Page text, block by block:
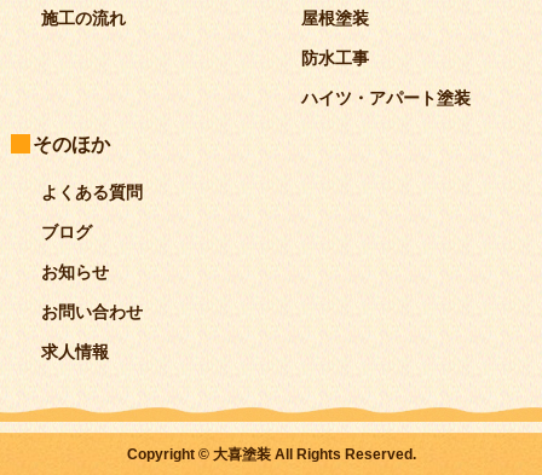
施工の流れ 屋根塗装
防水工事
ハイツ・アパート塗装
そのほか
よくある質問
ブログ
お知らせ
お問い合わせ
求人情報
Copyright © 大喜塗装 All Rights Reserved.